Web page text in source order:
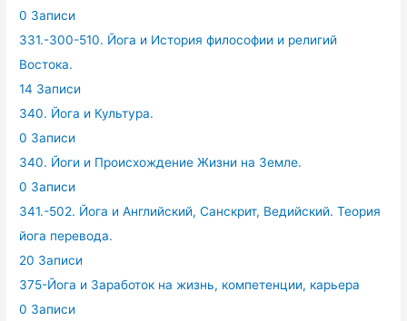
0 Записи
331.-300-510. Йога и История философии и религий
Востока.
14 Записи
340. Йога и Культура.
0 Записи
340. Йоги и Происхождение Жизни на Земле.
0 Записи
341.-502. Йога и Английский, Санскрит, Ведийский. Теория
йога перевода.
20 Записи
375-Йога и Заработок на жизнь, компетенции, карьера
0 Записи